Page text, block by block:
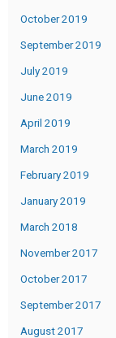
October 2019
September 2019
July 2019
June 2019
April 2019
March 2019
February 2019
January 2019
March 2018
November 2017
October 2017
September 2017
August 2017